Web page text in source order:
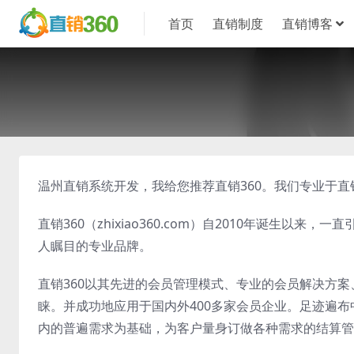
首页 直销制度 直销博客
温州直销系统开发，我给您推荐直销360。我们专业于
直销360（zhixiao360.com）自2010年诞生以来，一直
人瞩目的专业品牌。
直销360以其先进的会员管理模式、专业的会员解决方
睐。并成功地应用于国内外400多家会员企业。足迹遍
内的普遍需求为基础，为客户量身订做各种需求的结算